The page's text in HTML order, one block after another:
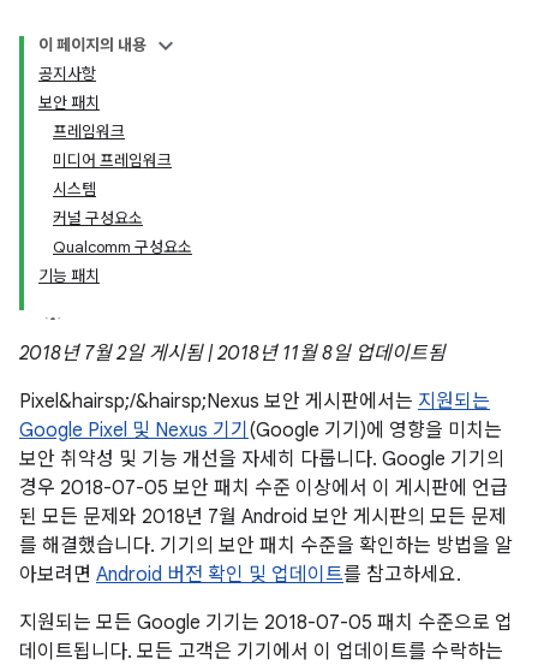
이 페이지의 내용
공지사항
보안 패치
프레임워크
미디어 프레임워크
시스템
커널 구성요소
Qualcomm 구성요소
기능 패치
2018년 7월 2일 게시됨 | 2018년 11월 8일 업데이트됨
Pixel&hairsp;/&hairsp;Nexus 보안 게시판에서는 지원되는
Google Pixel 및 Nexus 기기 (Google 기기)에 영향을 미치는
보안 취약성 및 기능 개선을 자세히 다룹니다. Google 기기의
경우 2018-07-05 보안 패치 수준 이상에서 이 게시판에 언급
된 모든 문제와 2018년 7월 Android 보안 게시판의 모든 문제
를 해결했습니다. 기기의 보안 패치 수준을 확인하는 방법을 알
아보려면 Android 버전 확인 및 업데이트를 참고하세요.
지원되는 모든 Google 기기는 2018-07-05 패치 수준으로 업
데이트됩니다. 모든 고객은 기기에서 이 업데이트를 수락하는